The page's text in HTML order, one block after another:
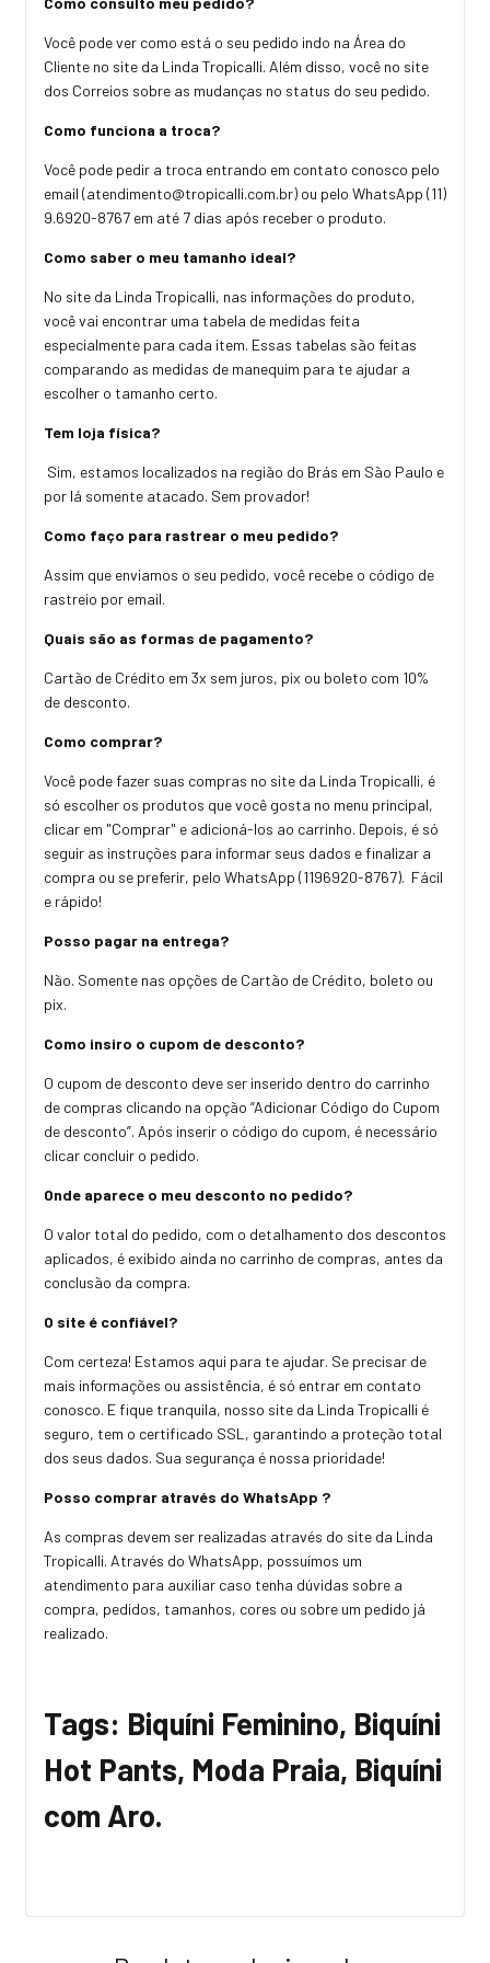
Você pode ver como está o seu pedido indo na Área do
Cliente no site da Linda Tropicalli. Além disso, você no site
dos Correios sobre as mudanças no status do seu pedido.
Como funciona a troca?
Você pode pedir a troca entrando em contato conosco pelo
email (atendimento@tropicalli.com.br) ou pelo WhatsApp (11)
9.6920-8767 em até 7 dias após receber o produto.
Como saber o meu tamanho ideal?
No site da Linda Tropicalli, nas informações do produto,
você vai encontrar uma tabela de medidas feita
especialmente para cada item. Essas tabelas são feitas
comparando as medidas de manequim para te ajudar a
escolher o tamanho certo.
Tem loja física?
Sim, estamos localizados na região do Brás em São Paulo e
por lá somente atacado. Sem provador!
Como faço para rastrear o meu pedido?
Assim que enviamos o seu pedido, você recebe o código de
rastreio por email.
Quais são as formas de pagamento?
Cartão de Crédito em 3x sem juros, pix ou boleto com 10%
de desconto.
Como comprar?
Você pode fazer suas compras no site da Linda Tropicalli, é
só escolher os produtos que você gosta no menu principal,
clicar em "Comprar" e adicioná-los ao carrinho. Depois, é só
seguir as instruções para informar seus dados e finalizar a
compra ou se preferir, pelo WhatsApp (1196920-8767). Fácil
e rápido!
Posso pagar na entrega?
Não. Somente nas opções de Cartão de Crédito, boleto ou
pix.
Como insiro o cupom de desconto?
O cupom de desconto deve ser inserido dentro do carrinho
de compras clicando na opção “Adicionar Código do Cupom
de desconto”. Após inserir o código do cupom, é necessário
clicar concluir o pedido.
Onde aparece o meu desconto no pedido?
O valor total do pedido, com o detalhamento dos descontos
aplicados, é exibido ainda no carrinho de compras, antes da
conclusão da compra.
O site é confiável?
Com certeza! Estamos aqui para te ajudar. Se precisar de
mais informações ou assistência, é só entrar em contato
conosco. E fique tranquila, nosso site da Linda Tropicalli é
seguro, tem o certificado SSL, garantindo a proteção total
dos seus dados. Sua segurança é nossa prioridade!
Posso comprar através do WhatsApp ?
As compras devem ser realizadas através do site da Linda
Tropicalli. Através do WhatsApp, possuímos um
atendimento para auxiliar caso tenha dúvidas sobre a
compra, pedidos, tamanhos, cores ou sobre um pedido já
realizado.
Tags: Biquíni Feminino, Biquíni
Hot Pants, Moda Praia, Biquíni
com Aro.